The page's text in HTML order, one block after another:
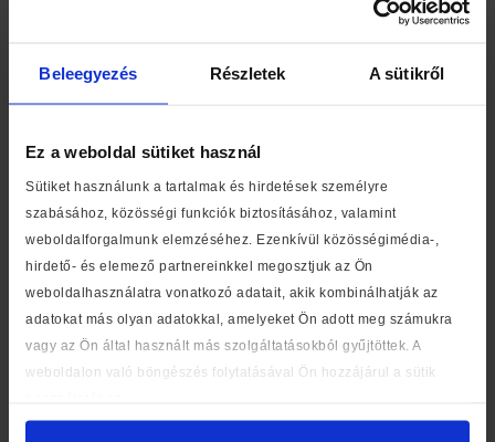
Beleegyezés Részletek A sütikről
Ez a weboldal sütiket használ
Sütiket használunk a tartalmak és hirdetések személyre
szabásához, közösségi funkciók biztosításához, valamint
weboldalforgalmunk elemzéséhez. Ezenkívül közösségimédia-,
hirdető- és elemező partnereinkkel megosztjuk az Ön
weboldalhasználatra vonatkozó adatait, akik kombinálhatják az
adatokat más olyan adatokkal, amelyeket Ön adott meg számukra
vagy az Ön által használt más szolgáltatásokból gyűjtöttek. A
weboldalon való böngészés folytatásával Ön hozzájárul a sütik
Ha magadba bolondítasz
11 Dragomán György
Neil Gaiman
13 Wilbur Smith A fáraó
14 Martin Broszat Auschwitz parancsnoka voltam
15 Lisa Kleypas Botrány tavasszal
16 Nógrádi György Szerencsénk volt, túléltük…
Csinszka Vallomás a csodáról
18 Berg Judit Hisztimesék